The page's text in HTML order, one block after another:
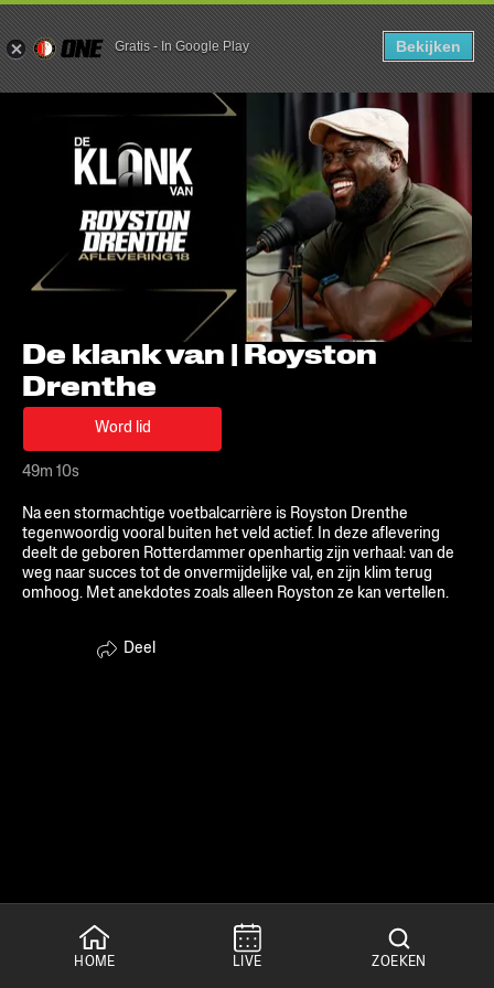
HOME LIVE ZOEKEN
De klank van | Royston
Drenthe
Word lid
49m 10s
Na een stormachtige voetbalcarrière is Royston Drenthe
tegenwoordig vooral buiten het veld actief. In deze aflevering
deelt de geboren Rotterdammer openhartig zijn verhaal: van de
weg naar succes tot de onvermijdelijke val, en zijn klim terug
omhoog. Met anekdotes zoals alleen Royston ze kan vertellen.
Deel
DE KLANK
Gratis-In Google Play Bekijken